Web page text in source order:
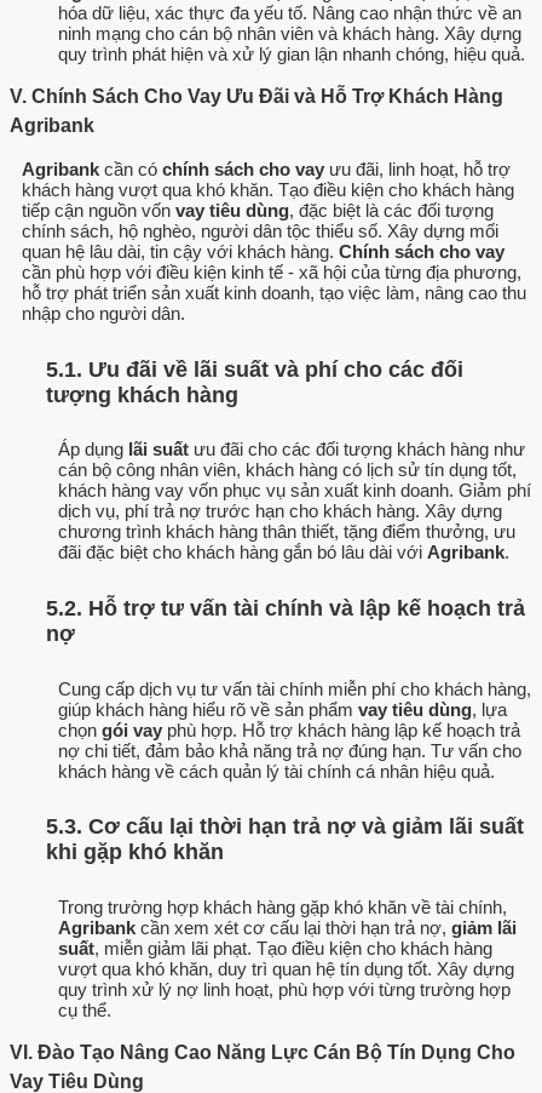
hóa dữ liệu, xác thực đa yếu tố. Nâng cao nhận thức về an
ninh mạng cho cán bộ nhân viên và khách hàng. Xây dựng
quy trình phát hiện và xử lý gian lận nhanh chóng, hiệu quả.
V. Chính Sách Cho Vay Ưu Đãi và Hỗ Trợ Khách Hàng
Agribank
Agribank cần có chính sách cho vay ưu đãi, linh hoạt, hỗ trợ
khách hàng vượt qua khó khăn. Tạo điều kiện cho khách hàng
tiếp cận nguồn vốn vay tiêu dùng, đặc biệt là các đối tượng
chính sách, hộ nghèo, người dân tộc thiểu số. Xây dựng mối
quan hệ lâu dài, tin cậy với khách hàng. Chính sách cho vay
cần phù hợp với điều kiện kinh tế - xã hội của từng địa phương,
hỗ trợ phát triển sản xuất kinh doanh, tạo việc làm, nâng cao thu
nhập cho người dân.
5.1. Ưu đãi về lãi suất và phí cho các đối
tượng khách hàng
Áp dụng lãi suất ưu đãi cho các đối tượng khách hàng như
cán bộ công nhân viên, khách hàng có lịch sử tín dụng tốt,
khách hàng vay vốn phục vụ sản xuất kinh doanh. Giảm phí
dịch vụ, phí trả nợ trước hạn cho khách hàng. Xây dựng
chương trình khách hàng thân thiết, tặng điểm thưởng, ưu
đãi đặc biệt cho khách hàng gắn bó lâu dài với Agribank.
5.2. Hỗ trợ tư vấn tài chính và lập kế hoạch trả
nợ
Cung cấp dịch vụ tư vấn tài chính miễn phí cho khách hàng,
giúp khách hàng hiểu rõ về sản phẩm vay tiêu dùng, lựa
chọn gói vay phù hợp. Hỗ trợ khách hàng lập kế hoạch trả
nợ chi tiết, đảm bảo khả năng trả nợ đúng hạn. Tư vấn cho
khách hàng về cách quản lý tài chính cá nhân hiệu quả.
5.3. Cơ cấu lại thời hạn trả nợ và giảm lãi suất
khi gặp khó khăn
Trong trường hợp khách hàng gặp khó khăn về tài chính,
Agribank cần xem xét cơ cấu lại thời hạn trả nợ, giảm lãi
suất, miễn giảm lãi phạt. Tạo điều kiện cho khách hàng
vượt qua khó khăn, duy trì quan hệ tín dụng tốt. Xây dựng
quy trình xử lý nợ linh hoạt, phù hợp với từng trường hợp
cụ thể.
VI. Đào Tạo Nâng Cao Năng Lực Cán Bộ Tín Dụng Cho
Vay Tiêu Dùng